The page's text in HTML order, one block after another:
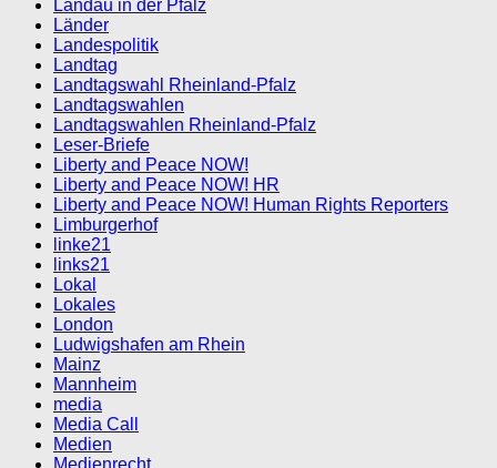
Landau in der Pfalz
Länder
Landespolitik
Landtag
Landtagswahl Rheinland-Pfalz
Landtagswahlen
Landtagswahlen Rheinland-Pfalz
Leser-Briefe
Liberty and Peace NOW!
Liberty and Peace NOW! HR
Liberty and Peace NOW! Human Rights Reporters
Limburgerhof
linke21
links21
Lokal
Lokales
London
Ludwigshafen am Rhein
Mainz
Mannheim
media
Media Call
Medien
Medienrecht